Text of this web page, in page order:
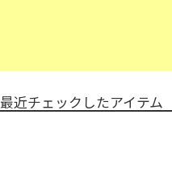
最近チェックしたアイテム